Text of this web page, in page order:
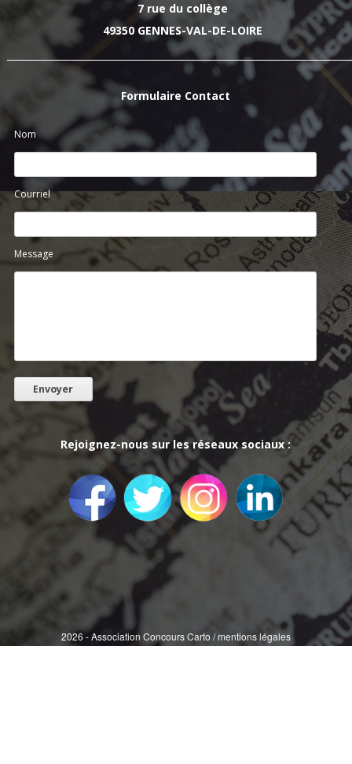
7 rue du collège
49350 GENNES-VAL-DE-LOIRE
Formulaire Contact
Nom
Courriel
Message
Rejoignez-nous sur les réseaux sociaux :
2026 - Association Concours Carto /mentions légales